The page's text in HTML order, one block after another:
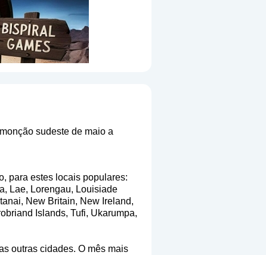
sudeste de maio a
para estes locais populares:
Lae, Lorengau, Louisiade
New Britain, New Ireland,
Islands, Tufi, Ukarumpa,
outras cidades. O mês mais